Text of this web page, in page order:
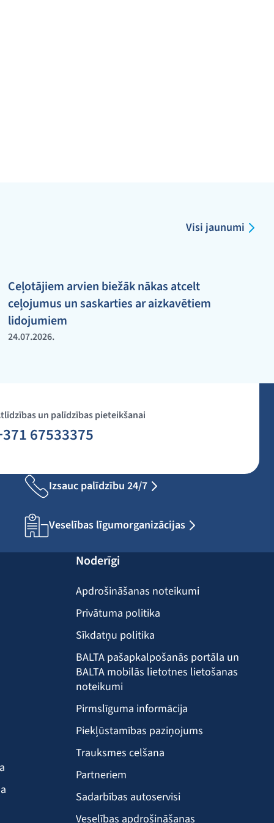
Visi jaunumi
Ceļotājiem arvien biežāk nākas atcelt
ceļojumus un saskarties ar aizkavētiem
lidojumiem
24.07.2026.
un palīdzības pieteikšanai
67533375
Izsauc palīdzību 24/7
Veselības līgumorganizācijas
Noderīgi
Apdrošināšanas noteikumi
Privātuma politika
Sīkdatņu politika
BALTA pašapkalpošanās portāla un
BALTA mobilās lietotnes lietošanas
noteikumi
Pirmslīguma informācija
Piekļūstamības paziņojums
Trauksmes celšana
Partneriem
Sadarbības autoservisi
Veselības apdrošināšanas